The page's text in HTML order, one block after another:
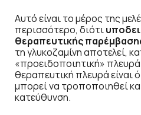
Αυτό είναι το μέρος της
περισσότερο, διότι
θεραπευτικής
τη γλυκοζαμίνη αποτελεί,
«προειδοποιητική»
θεραπευτική πλευρά είναι
μπορεί να τροποποιηθεί
κατεύθυνση.